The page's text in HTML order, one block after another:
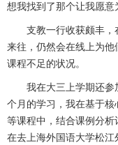
想我找到了那个让我愿
支教一行收获颇丰
来往，仍然会在线上为
课程不足的状况。
我在大三上学期还参
个月的学习，我在基于
等课程中，结合课例分
在去上海外国语大学松